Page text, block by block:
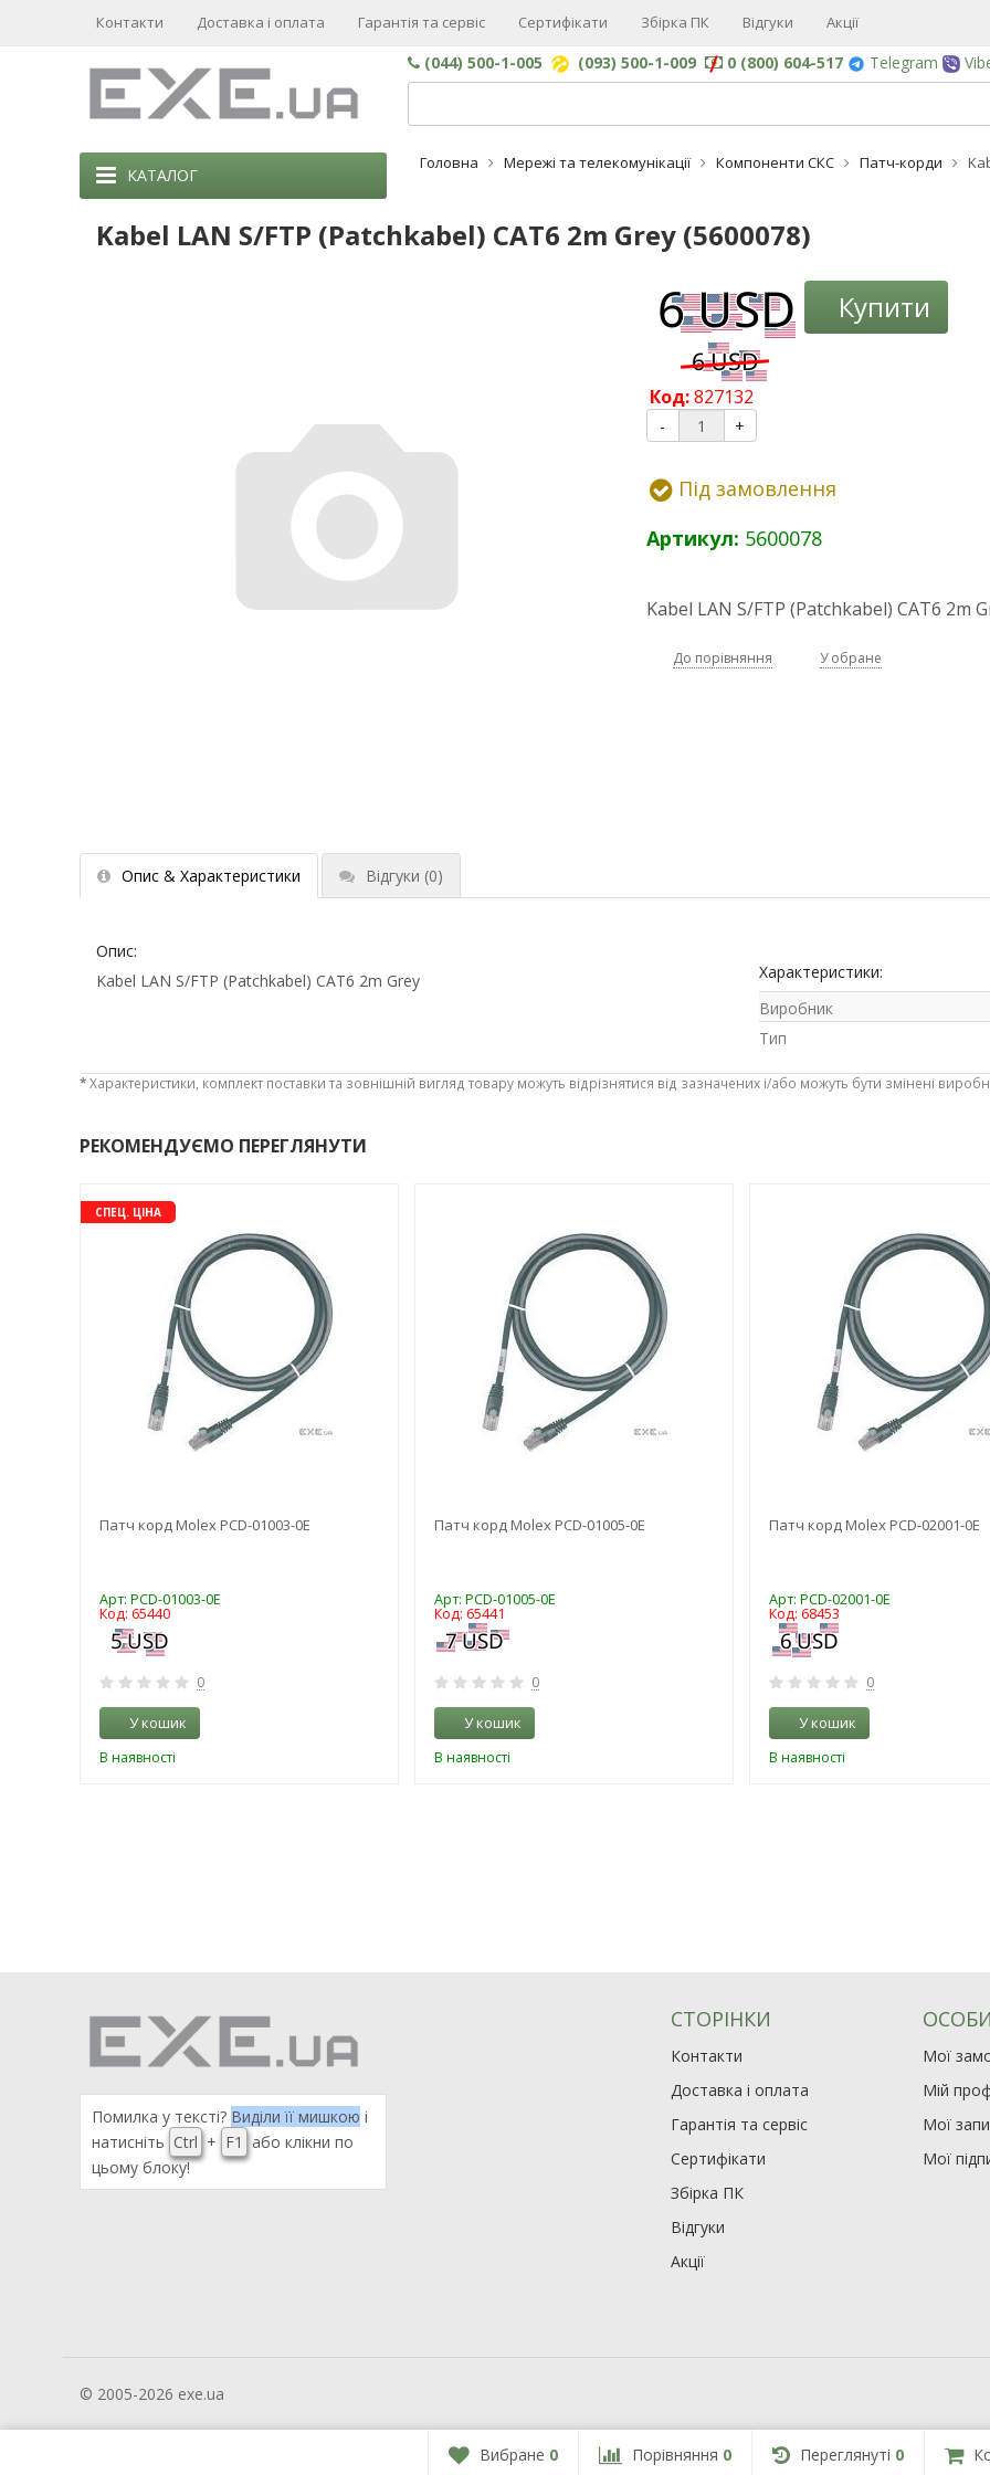
Контакти Доставка і оплата Гарантія та сервіс Сертифікати Збірка ПК Відгуки Акції
(044) 500-1-005 (093) 500-1-009 0 (800) 604-517 Telegram
Головна Мережі та телекомунікації Компоненти СКС Патч-корди
Kabel LAN S/FTP (Patchkabel) CAT6 2m Grey (5600078)
Купити
Код:827132
- +
Під замовлення
Артикул: 5600078
Kabel LAN S/FTP (Patchkabel) CAT6 2m
До порівняння У обране
Опис & Характеристики Відгуки (0)
Опис:
Kabel LAN S/FTP (Patchkabel) CAT6 2m Grey
Характеристики:
Виробник
Тип
*Характеристики, комплект поставки та зовнішній вигляд товару можуть відрізнятися від зазначених і/або можуть бути змінені
РЕКОМЕНДУЄМО ПЕРЕГЛЯНУТИ
СПЕЦ. ЦІНА
Патч корд Molex PCD-01003-0E
Арт: PCD-01003-0E
Код: 65440
0
У кошик
В наявності
Патч корд Molex PCD-01005-0E
Арт: PCD-01005-0E
Код: 65441
0
У кошик
В наявності
Патч корд Molex PCD-02001-0E
Арт: PCD-02001-0E
Код: 68453
0
У кошик
В наявності
КАТАЛОГ
Помилка у тексті? Виділи її мишкою і
натисніть Ctrl + F1
або клікни по
цьому блоку!
СТОРІНКИ
Контакти
Доставка і оплата
Гарантія та сервіс
Сертифікати
Збірка ПК
Відгуки
Акції
Мої
Мій
Мої
Мої
© 2005-2026 exe.ua
Вибране 0 Порівняння 0 Переглянуті 0